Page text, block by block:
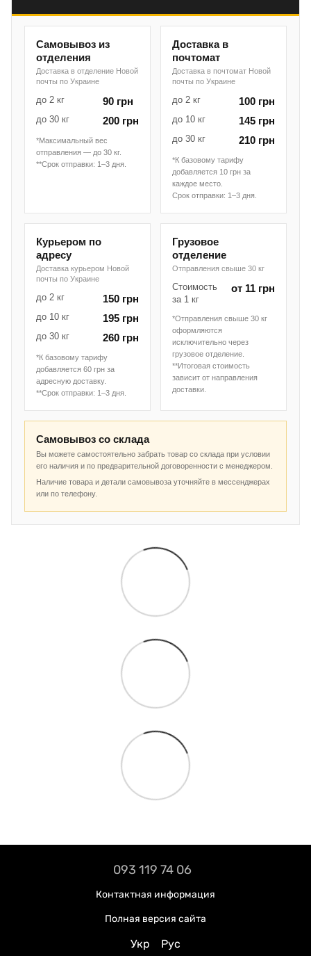
Самовывоз из
отделения
Доставка в отделение Новой
почты по Украине
до 2 кг 90 грн
до 30 кг 200 грн
*Максимальный вес
отправления — до 30 кг.
**Срок отправки: 1–3 дня.
Доставка в
почтомат
Доставка в почтомат Новой
почты по Украине
до 2 кг 100 грн
до 10 кг 145 грн
до 30 кг 210 грн
*К базовому тарифу
добавляется 10 грн за
каждое место.
Срок отправки: 1–3 дня.
Курьером по
адресу
Доставка курьером Новой
почты по Украине
до 2 кг 150 грн
до 10 кг 195 грн
до 30 кг 260 грн
*К базовому тарифу
добавляется 60 грн за
адресную доставку.
**Срок отправки: 1–3 дня.
Грузовое
отделение
Отправления свыше 30 кг
Стоимость
за 1 кг
от 11 грн
*Отправления свыше 30 кг
оформляются
исключительно через
грузовое отделение.
**Итоговая стоимость
зависит от направления
доставки.
Самовывоз со склада
Вы можете самостоятельно забрать товар со склада при условии
его наличия и по предварительной договоренности с менеджером.
Наличие товара и детали самовывоза уточняйте в мессенджерах
или по телефону.
093 119 74 06
Контактная информация
Полная версия сайта
Укр Рус